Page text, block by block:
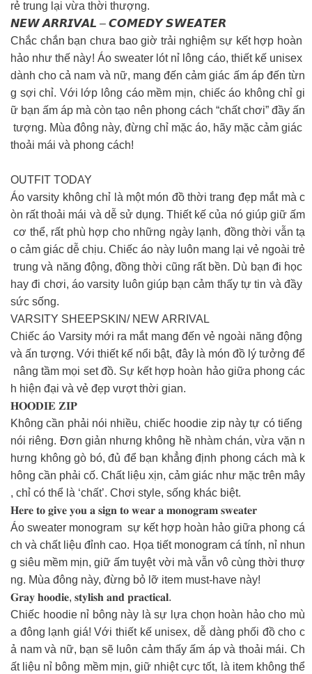
rẻ trung lại vừa thời thượng.
𝙉𝙀𝙒 𝘼𝙍𝙍𝙄𝙑𝘼𝙇 – 𝘾𝙊𝙈𝙀𝘿𝙔 𝙎𝙒𝙀𝘼𝙏𝙀𝙍
Chắc chắn bạn chưa bao giờ trải nghiệm sự kết hợp hoàn
hảo như thế này! Áo sweater lót nỉ lông cáo, thiết kế unisex
dành cho cả nam và nữ, mang đến cảm giác ấm áp đến từn
g sợi chỉ. Với lớp lông cáo mềm mịn, chiếc áo không chỉ gi
ữ bạn ấm áp mà còn tạo nên phong cách “chất chơi” đầy ấn
tượng. Mùa đông này, đừng chỉ mặc áo, hãy mặc cảm giác
thoải mái và phong cách!
OUTFIT TODAY
Áo varsity không chỉ là một món đồ thời trang đẹp mắt mà c
òn rất thoải mái và dễ sử dụng. Thiết kế của nó giúp giữ ấm
cơ thể, rất phù hợp cho những ngày lạnh, đồng thời vẫn tạ
o cảm giác dễ chịu. Chiếc áo này luôn mang lại vẻ ngoài trẻ
trung và năng động, đồng thời cũng rất bền. Dù bạn đi học
hay đi chơi, áo varsity luôn giúp bạn cảm thấy tự tin và đầy
sức sống.
VARSITY SHEEPSKIN/ NEW ARRIVAL
Chiếc áo Varsity mới ra mắt mang đến vẻ ngoài năng động
và ấn tượng. Với thiết kế nổi bật, đây là món đồ lý tưởng để
nâng tầm mọi set đồ. Sự kết hợp hoàn hảo giữa phong các
h hiện đại và vẻ đẹp vượt thời gian.
𝐇𝐎𝐎𝐃𝐈𝐄 𝐙𝐈𝐏
Không cần phải nói nhiều, chiếc hoodie zip này tự có tiếng
nói riêng. Đơn giản nhưng không hề nhàm chán, vừa vặn n
hưng không gò bó, đủ để bạn khẳng định phong cách mà k
hông cần phải cố. Chất liệu xịn, cảm giác như mặc trên mây
, chỉ có thể là ‘chất’. Chơi style, sống khác biệt.
𝐇𝐞𝐫𝐞 𝐭𝐨 𝐠𝐢𝐯𝐞 𝐲𝐨𝐮 𝐚 𝐬𝐢𝐠𝐧 𝐭𝐨 𝐰𝐞𝐚𝐫 𝐚 𝐦𝐨𝐧𝐨𝐠𝐫𝐚𝐦 𝐬𝐰𝐞𝐚𝐭𝐞𝐫
Áo sweater monogram sự kết hợp hoàn hảo giữa phong cá
ch và chất liệu đỉnh cao. Họa tiết monogram cá tính, nỉ nhun
g siêu mềm mịn, giữ ấm tuyệt vời mà vẫn vô cùng thời thượ
ng. Mùa đông này, đừng bỏ lỡ item must-have này!
𝐆𝐫𝐚𝐲 𝐡𝐨𝐨𝐝𝐢𝐞, 𝐬𝐭𝐲𝐥𝐢𝐬𝐡 𝐚𝐧𝐝 𝐩𝐫𝐚𝐜𝐭𝐢𝐜𝐚𝐥.
Chiếc hoodie nỉ bông này là sự lựa chọn hoàn hảo cho mù
a đông lạnh giá! Với thiết kế unisex, dễ dàng phối đồ cho c
ả nam và nữ, bạn sẽ luôn cảm thấy ấm áp và thoải mái. Ch
ất liệu nỉ bông mềm mịn, giữ nhiệt cực tốt, là item không thể